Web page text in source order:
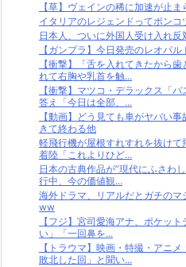
【草】ヴェインの稀に加速が止
イタリアのレジェンドってポン
日本人、ついに外国人受け入れ
【ガンプラ】今日発売のレオパ
【衝撃】「舌を入れてきたから
れて右胸や乳首を触...
【衝撃】マツコ・デラックス「
答え「今日は全部、...
【動画】どう見ても車がヤバい
きて終わる他
軽飛行機が屋根すれすれを抜け
着陸「これよりひど...
日本の古典作品が”現代にふさわ
行中、今の価値観...
海外ドラマ、リアルだとガチの
ww
【フジ】宮司愛海アナ、ポケッ
い」「一回鼻を...
【トラウマ】映画・特撮・アニ
敗北した回」と聞い...